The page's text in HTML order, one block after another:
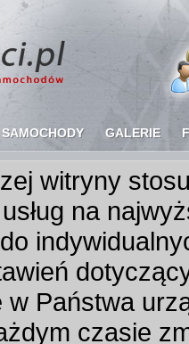
SAMOCHODY GALERIE
witryny
na
w Państwa
czasie